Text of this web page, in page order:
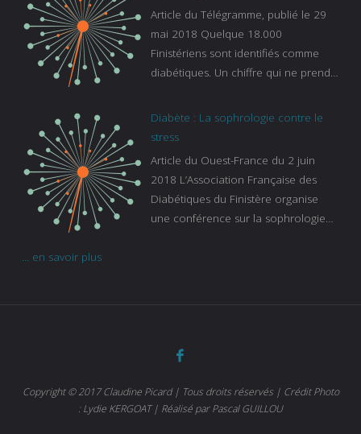
sur-le-sommeil
Article du Télégramme, publié le 29
mai 2018 Quelque 18.000
Finistériens sont identifiés comme
diabétiques. Un chiffre qui ne prend
s’ignorent. « C’est une pathologie qui
continue à augmenter, souligne
de la Caisse primaire d’assurance-
maladie. C’est aussi une pathologie
qui peut être handicapante et coûte
cher quand on sait que 37 % des
d’autant que le diabète
Diabète : La sophrologie contre le
stress
Article du Ouest-France du 2 juin
2018 L’Association Française des
Diabétiques du Finistère organise
une conférence sur la sophrologie
... en savoir plus
Copyright © 2017 Claudine Picard | Tous droits réservés | Crédit Photo
: Lydie KERGOAT | Réalisé par Pascal GUILLOU